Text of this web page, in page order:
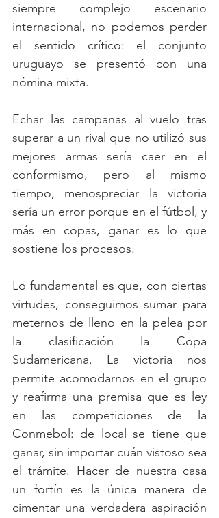
siempre complejo escenario
internacional, no podemos perder
el sentido crítico: el conjunto
uruguayo se presentó con una
nómina mixta.
Echar las campanas al vuelo tras
superar a un rival que no utilizó sus
mejores armas sería caer en el
conformismo, pero al mismo
tiempo, menospreciar la victoria
sería un error porque en el fútbol, y
más en copas, ganar es lo que
sostiene los procesos.
Lo fundamental es que, con ciertas
virtudes, conseguimos sumar para
meternos de lleno en la pelea por
la clasificación la Copa
Sudamericana. La victoria nos
permite acomodarnos en el grupo
y reafirma una premisa que es ley
en las competiciones de la
Conmebol: de local se tiene que
ganar, sin importar cuán vistoso sea
el trámite. Hacer de nuestra casa
un fortín es la única manera de
cimentar una verdadera aspiración